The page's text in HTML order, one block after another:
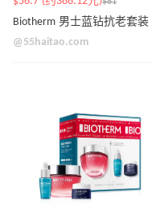
Biotherm 男士蓝钻抗老套装
@55haitao.com